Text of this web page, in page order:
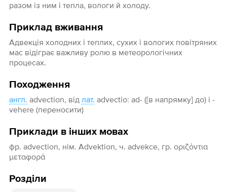
разом із ним і тепла, вологи й холоду.
Приклад вживання
Адвекція холодних і теплих, сухих і вологих повітряних
мас відіграє важливу ролю в метеорологічних
процесах.
Походження
англ. advection, від лат. advectio: ad- ([в напрямку] до) і -
vehere (переносити)
Приклади в інших мовах
фр. advection, нім. Advektion, ч. advekce, гр. οριζόντια
μεταφορά
Розділи